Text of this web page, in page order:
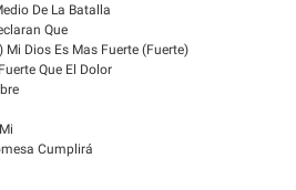
De La Batalla
Que
Mi Dios Es Mas Fuerte (Fuerte)
Que El Dolor
Cumplirá